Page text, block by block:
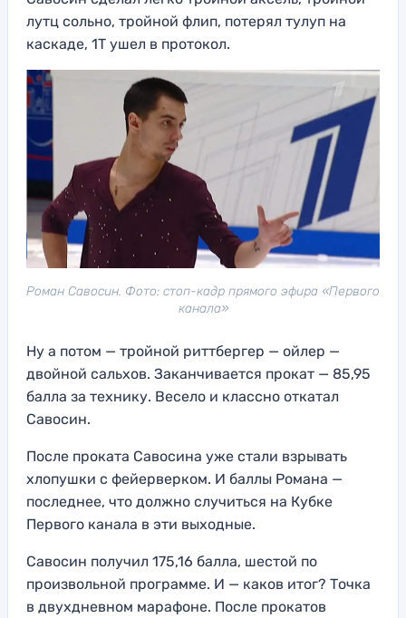
лутц сольно, тройной флип, потерял тулуп на
каскаде, 1Т ушел в протокол.
Роман Савосин. Фото: стоп-кадр прямого эфира «Первого
канала»
Ну а потом — тройной риттбергер — ойлер —
двойной сальхов. Заканчивается прокат — 85,95
балла за технику. Весело и классно откатал
Савосин.
После проката Савосина уже стали взрывать
хлопушки с фейерверком. И баллы Романа —
последнее, что должно случиться на Кубке
Первого канала в эти выходные.
Савосин получил 175,16 балла, шестой по
произвольной программе. И — каков итог? Точка
в двухдневном марафоне. После прокатов